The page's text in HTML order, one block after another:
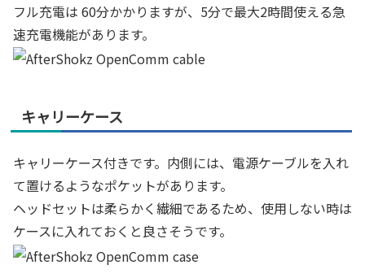
フル充電は 60分かかりますが、5分で最大2時間使える急
速充電機能があります。
キャリーケース
キャリーケース付きです。内側には、電源ケーブルを入れ
て置けるようなポケットがあります。
ヘッドセットは柔らかく繊細であるため、使用しない時は
ケースに入れておくと良さそうです。